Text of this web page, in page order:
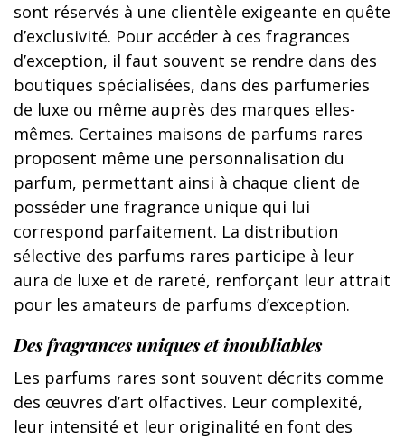
sont réservés à une clientèle exigeante en quête
d’exclusivité. Pour accéder à ces fragrances
d’exception, il faut souvent se rendre dans des
boutiques spécialisées, dans des parfumeries
de luxe ou même auprès des marques elles-
mêmes. Certaines maisons de parfums rares
proposent même une personnalisation du
parfum, permettant ainsi à chaque client de
posséder une fragrance unique qui lui
correspond parfaitement. La distribution
sélective des parfums rares participe à leur
aura de luxe et de rareté, renforçant leur attrait
pour les amateurs de parfums d’exception.
Des fragrances uniques et inoubliables
Les parfums rares sont souvent décrits comme
des œuvres d’art olfactives. Leur complexité,
leur intensité et leur originalité en font des